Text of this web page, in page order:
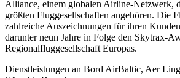
Alliance, einem globalen Airline-Netzwerk,
größten Fluggesellschaften angehören. Die
zahlreiche Auszeichnungen für ihren
darunter neun Jahre in Folge den Skytrax-
Regionalfluggesellschaft Europas.
Dienstleistungen an Bord AirBaltic, Aer